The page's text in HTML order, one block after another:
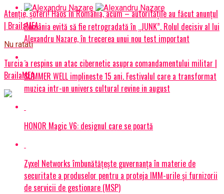
Atenţie, şoferi! Haos în România, acum – autoritățile au făcut anunțul
| BrailaMEA
Nu ratati
Turcia a respins un atac cibernetic asupra comandamentului militar |
BrailaMEA
România evită să fie retrogradată în „JUNK”. Rolul decisiv al lui
Alexandru Nazare, în trecerea unui nou test important
SUMMER WELL implineste 15 ani. Festivalul care a transformat
muzica intr-un univers cultural revine in august
HONOR Magic V6: designul care se poartă
Zyxel Networks îmbunătățește guvernanța în materie de
securitate a produselor pentru a proteja IMM-urile și furnizorii
de servicii de gestionare (MSP)